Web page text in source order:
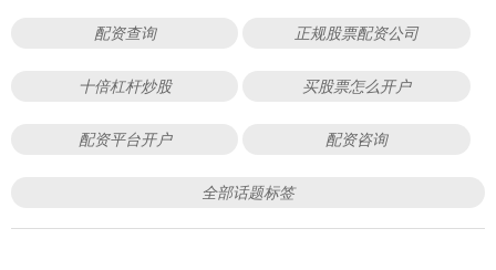
配资查询 正规股票配资公司
十倍杠杆炒股 买股票怎么开户
配资平台开户 配资咨询
全部话题标签